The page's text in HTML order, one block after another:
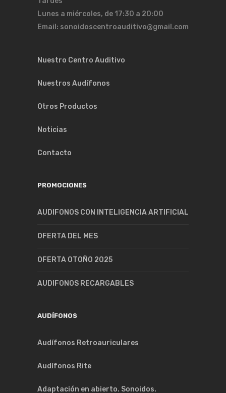
Lunes a miércoles, de 17:30 a 20:00
Email: sonoidoscentroauditivo@gmail.com
Nuestro Centro Auditivo
Nuestros Audífonos
Otros Productos
Noticias
Contacto
PROMOCIONES
AUDIFONOS CON INTELIGENCIA ARTIFICIAL
OFERTA DEL MES
OFERTA OTOÑO 2025
AUDIFONOS RECARGABLES
AUDÍFONOS
Audífonos Retroauriculares
Audífonos Rite
Adaptación en abierto. Sonoidos.